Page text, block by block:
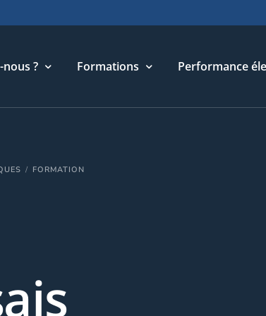
? Formations
Cycle Relations Interculturelles
Performance
FORMATION